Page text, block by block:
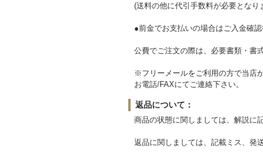
(送料の他に代引手数料が必要となり
●前金でお支払いの場合はご入金確
公費でご注文の際は、必要書類・書
※フリーメールをご利用の方で当店
お電話/FAXにてご連絡下さい。
返品について：
商品の状態に関しましては、解説に
返品に関しましては、記載ミス、発